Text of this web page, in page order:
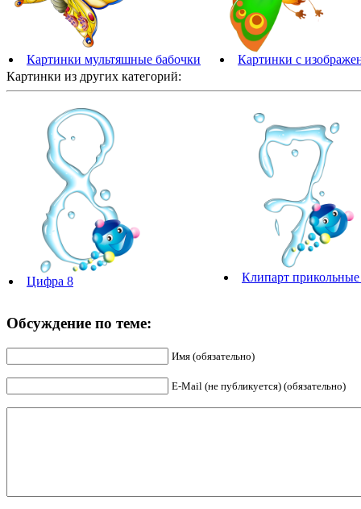
Картинки мультяшные бабочки
Картинки с
Картинки из других категорий:
Цифра 8 Клипарт
Обсуждение по теме:
Имя (обязательно)
E-Mail (не публикуется) (обязательно)